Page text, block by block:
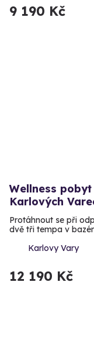
9 190 Kč
Wellness
Karlových
Protáhnout se při
dvě tři tempa v
Karlovy Vary
12 190 Kč